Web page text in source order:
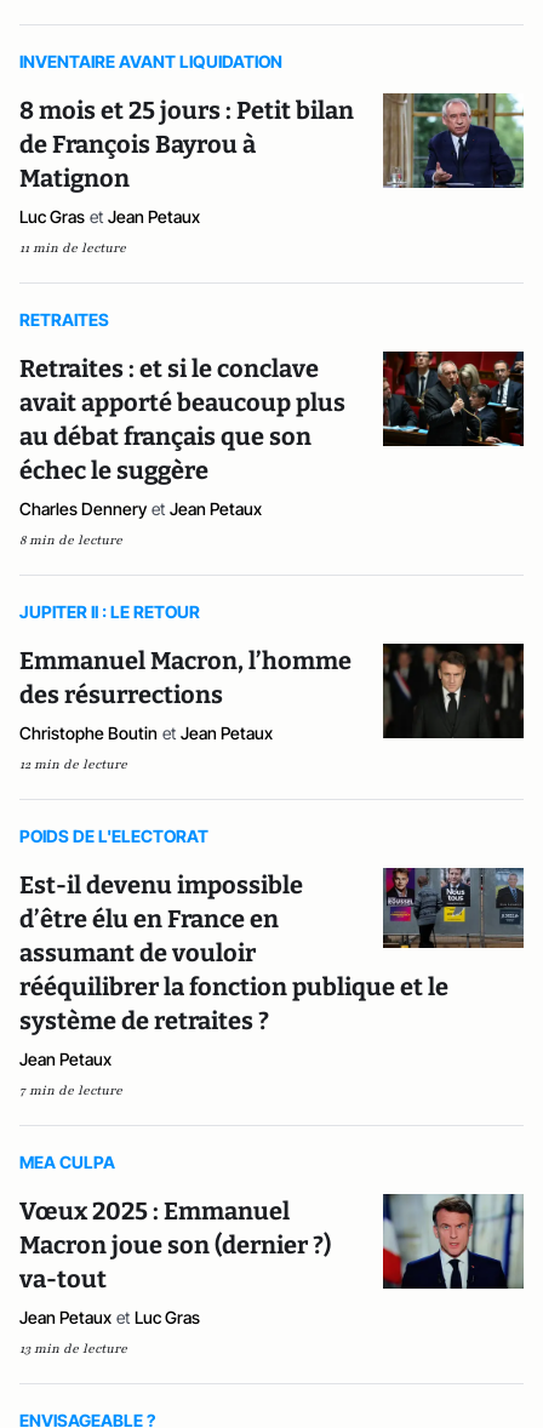
INVENTAIRE AVANT LIQUIDATION
8 mois et 25 jours : Petit bilan
de François Bayrou à
Matignon
Luc Gras et Jean Petaux
11 min de lecture
RETRAITES
Retraites : et si le conclave
avait apporté beaucoup plus
au débat français que son
échec le suggère
Charles Dennery et Jean Petaux
8 min de lecture
JUPITER II : LE RETOUR
Emmanuel Macron, l’homme
des résurrections
Christophe Boutin et Jean Petaux
12 min de lecture
POIDS DE L'ELECTORAT
Est-il devenu impossible
d’être élu en France en
assumant de vouloir
rééquilibrer la fonction publique et le
système de retraites ?
Jean Petaux
7 min de lecture
MEA CULPA
Vœux 2025 : Emmanuel
Macron joue son (dernier ?)
va-tout
Jean Petaux et Luc Gras
13 min de lecture
ENVISAGEABLE ?